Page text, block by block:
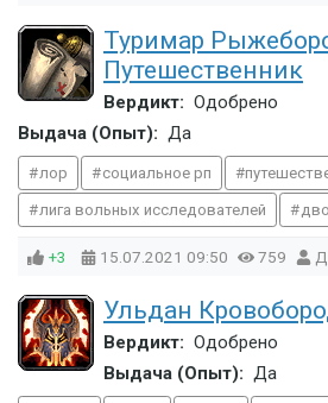
Туримар
Путешественник
Вердикт: Одобрено
Выдача (Опыт): Да
лор социальное рп
лига вольных исследователей
+3 15.07.2021 09:50 759
Ульдан
Вердикт: Одобрено
Выдача (Опыт): Да